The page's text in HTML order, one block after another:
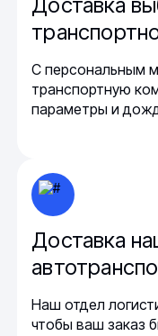
С персональным
транспортную
параметры и
Доставка
Наш отдел
чтобы ваш заказ